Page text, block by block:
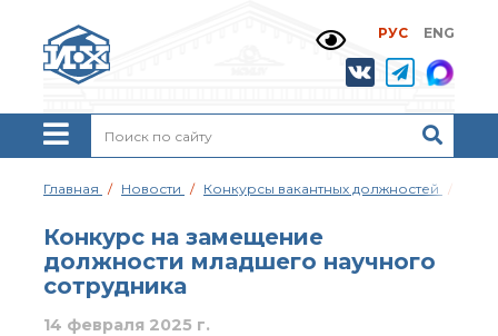
РУС ENG
Жизнь и выдающиеся
моменты научной
деятельности
Н. Д. Зелинского
История ИОХ РАН
Администрация
Научные школы
Подразделения
института
Ученый совет ИОХ
РАН
Главная Новости Конкурсы вакантных должностей
Конкурс на замещение
должности младшего научного
сотрудника
14 февраля 2025 г.